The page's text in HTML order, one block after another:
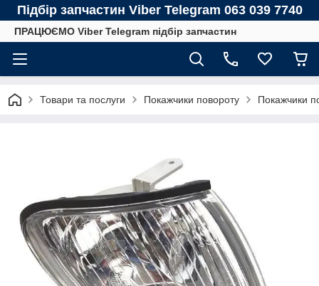
Підбір запчастин Viber Telegram 063 039 7740
ПРАЦЮЄМО Viber Telegram підбір запчастин
Товари та послуги Покажчики повороту Покажчики